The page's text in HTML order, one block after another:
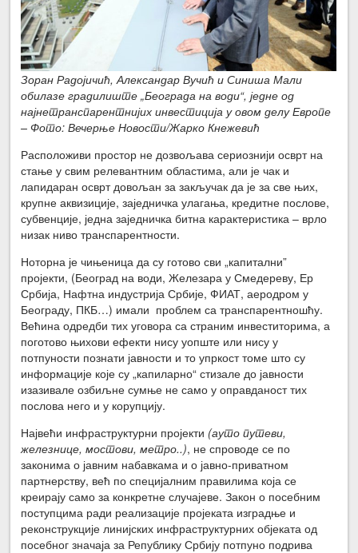
Зоран Радојичић, Александар Вучић и Синиша Мали
обилазе градилиште „Београда на води“, једне од
најнетранспарентнијих инвестиција у овом делу Европе
– Фото: Вечерње Новости/Жарко Кнежевић
Расположиви простор не дозвољава сериознији осврт на
стање у свим релевантним областима, али је чак и
лапидаран осврт довољан за закључак да је за све њих,
крупне аквизиције, заједничка улагања, кредитне послове,
субвенције, једна заједничка битна карактеристика – врло
низак ниво транспарентности.
Ноторна је чињеница да су готово сви „капитални”
пројекти, (Београд на води, Железара у Смедереву, Ер
Србија, Нафтна индустрија Србије, ФИАТ, аеродром у
Београду, ПКБ…) имали проблем са транспарентношћу.
Већина одредби тих уговора са страним инвеститорима, а
поготово њихови ефекти нису уопште или нису у
потпуности познати јавности и то упркост томе што су
информације које су „капиларно“ стизале до јавности
изазивале озбиљне сумње не само у оправданост тих
послова него и у корупцију.
Највећи инфраструктурни пројекти (ауто путеви,
железнице, мостови, метро..), не спроводе се по
законима о јавним набавкама и о јавно-приватном
партнерству, већ по специјалним правилима која се
креирају само за конкретне случајеве. Закон о посебним
поступцима ради реализације пројеката изградње и
реконструкције линијских инфраструктурних објеката од
посебног значаја за Републику Србију потпуно подрива